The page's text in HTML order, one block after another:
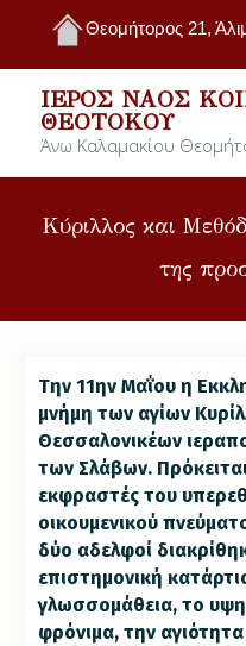
Θεομήτορος 21,
ΙΕΡΌΣ ΝΑΌΣ
ΘΕΟΤΌΚΟΥ
Άνω Καλαμακίου
Κύριλλος και
της
Την 11ην Μαΐου η
μνήμη των αγίων
Θεσσαλονικέων
των Σλάβων.
εκφραστές του
οικουμενικού
δύο αδελφοί
επιστημονική
γλωσσομάθεια, το
φρόνιμα, την